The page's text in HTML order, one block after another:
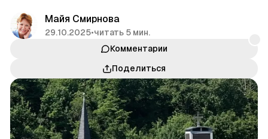
Майя Смирнова
29.10.2025•читать 5 мин.
Комментарии
Поделиться